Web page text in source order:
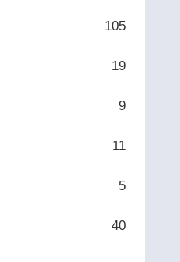
105
19
9
11
5
40